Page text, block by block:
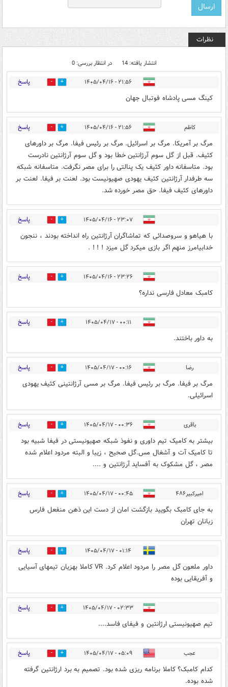
نظرات
انتشار یافته: 14 در انتظار بررسی: 0
۲۱:۵۶ - ۱۴۰۵/۰۴/۱۶ 0 پاسخ
کینگ مسی پادشاه فوتبال جهان
کاظم ۲۱:۵۶ - ۱۴۰۵/۰۴/۱۶ 0 پاسخ
مرگ بر آمریکا. مرگ بر اسرائیل. مرگ بر رئیس فیفا. مرگ بر داورهای
کثیف. قبل از گل سوم آرژانتین خطا بود و گل سوم آرژانتین نادرست
بود. متاسفانه داور کثیف یک پنالتی را برای مصر نگرفت. متاسفانه شبکه
سه طرفدار آرژانتین کثیف یهودی صهیونیست بود. لعنت بر فیفا. لعنت بر
داورهای کثیف فیفا. حق مصر خورده شد.
۲۳:۰۷ - ۱۴۰۵/۰۴/۱۶ 0 پاسخ
با هیاهو و سروصدائی که تماشاگران آرژانتین راه انداخته بودند ، ننجون
خدابیامرز منهم اگر بازی میکرد گل میزد ! ! ! .
۲۳:۲۶ - ۱۴۰۵/۰۴/۱۶ 0 پاسخ
کامبک معادل فارسی نداره؟
۰۰:۱۱ - ۱۴۰۵/۰۴/۱۷ 0 پاسخ
به داور باختند.
رضا ۰۰:۱۶ - ۱۴۰۵/۰۴/۱۷ 0 پاسخ
مرگ بر فیفا. مرگ بر رئیس فیفا. مرگ بر مسی آرژانتینی کثیف یهودی
اسرائیلی.
باقری ۰۰:۳۶ - ۱۴۰۵/۰۴/۱۷ 0 پاسخ
بیشتر به کامیک تیم داوری و نفوذ شبکه صهیونیستی در فیفا شبیه بود
تا کامیک آت و آشغال مس.گل صحیح ، زیبا و البته مردود اعلام شده
مصر ، گل مشکوک به آفساید آرژانتین و ....
امیرکبیر۴۸۶ ۰۰:۴۵ - ۱۴۰۵/۰۴/۱۷ 0 پاسخ
به جای کامبک بگویید بازگشت امان از دست این ذهن منفعل فارس
زبانان تهران
۰۱:۱۴ - ۱۴۰۵/۰۴/۱۷ 0 پاسخ
داور ملعون گل مصر را مردود اعلام کرد. VR کاملا بهزیان تیمهای آسیایی
و آفریقایی بوده
۰۲:۳۳ - ۱۴۰۵/۰۴/۱۷ 0 پاسخ
تیم صهیونیستی ارژانتین و فیفای فاسد....
عجب ۰۵:۰۹ - ۱۴۰۵/۰۴/۱۷ 0 پاسخ
کدام کامبک؟ کاملا برنامه ریزی شده بود. تصمیم به برد ارژانتین گرفته
شده بوده.